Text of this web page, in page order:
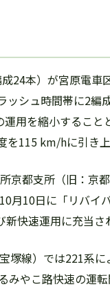
24本）が宮原電
シュ時間帯に2編
用を縮小すること
115 km/hに引き上
京都支所（旧：
月10日に「リバ
快速運用に充当さ
塚線）では221系
やこ路快速の運転